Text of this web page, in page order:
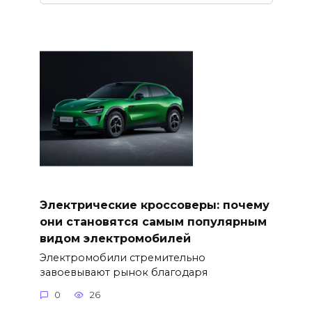
Электрические кроссоверы: почему
они становятся самым популярным
видом электромобилей
Электромобили стремительно
завоевывают рынок благодаря
0 26